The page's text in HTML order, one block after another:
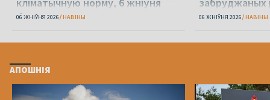
кліматычную норму, 6 жніўня
будзе +40 °С
06 ЖНІЎНЯ 2026 НАВІНЫ
забруджаных
06 ЖНІЎНЯ 2026 НАВІНЫ
АПОШНІЯ